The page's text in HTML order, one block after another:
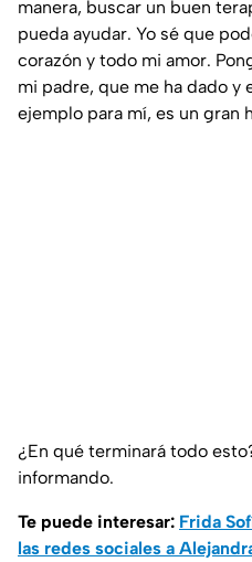
manera, buscar un buen
pueda ayudar. Yo sé que
corazón y todo mi amor.
mi padre, que me ha dado y
ejemplo para mí, es un gran
¿En qué terminará todo
informando.
Te puede interesar: Frida
las redes sociales a